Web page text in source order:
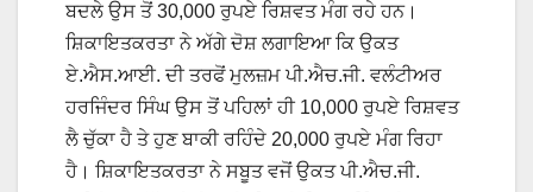
ਬਦਲੇ ਉਸ ਤੋਂ 30,000 ਰੁਪਏ ਰਿਸ਼ਵਤ ਮੰਗ ਰਹੇ ਹਨ।
ਸ਼ਿਕਾਇਤਕਰਤਾ ਨੇ ਅੱਗੇ ਦੋਸ਼ ਲਗਾਇਆ ਕਿ ਉਕਤ
ਏ.ਐਸ.ਆਈ. ਦੀ ਤਰਫੋਂ ਮੁਲਜ਼ਮ ਪੀ.ਐਚ.ਜੀ. ਵਲੰਟੀਅਰ
ਹਰਜਿੰਦਰ ਸਿੰਘ ਉਸ ਤੋਂ ਪਹਿਲਾਂ ਹੀ 10,000 ਰੁਪਏ ਰਿਸ਼ਵਤ
ਲੈ ਚੁੱਕਾ ਹੈ ਤੇ ਹੁਣ ਬਾਕੀ ਰਹਿੰਦੇ 20,000 ਰੁਪਏ ਮੰਗ ਰਿਹਾ
ਹੈ। ਸ਼ਿਕਾਇਤਕਰਤਾ ਨੇ ਸਬੂਤ ਵਜੋਂ ਉਕਤ ਪੀ.ਐਚ.ਜੀ.